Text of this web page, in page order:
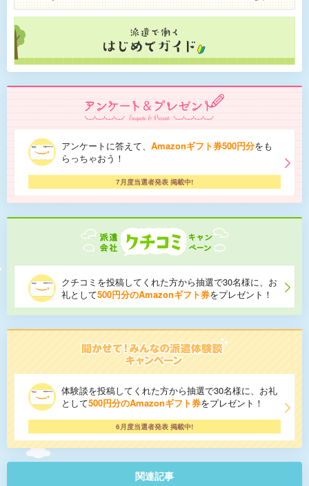
アンケートに答えて、 Amazonギフト券500円分をも
らっちゃおう！
7月度当選者発表 掲載中!
クチコミを投稿してくれた方から抽選で30名様に、お
礼として500円分のAmazonギフト券をプレゼント！
体験談を投稿してくれた方から抽選で30名様に、お礼
として500円分のAmazonギフト券をプレゼント！
6月度当選者発表 掲載中!
関連記事